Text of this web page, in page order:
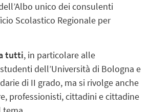
unico dei consulenti
Scolastico Regionale per
tutti, in particolare alle
dell’Università di Bologna e
di II grado, ma si rivolge anche
professionisti, cittadini e cittadine